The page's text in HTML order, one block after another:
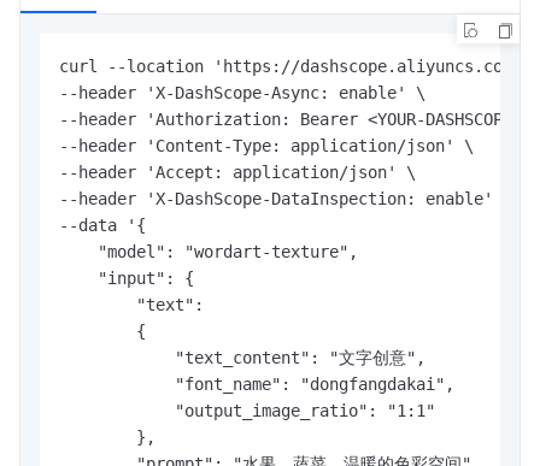
curl --location 'https://dashscope.aliyuncs.com/
--header 'X-DashScope-Async: enable' \
--header 'Authorization: Bearer <YOUR-DASHSCOPE-
--header 'Content-Type: application/json' \
--header 'Accept: application/json' \
--header 'X-DashScope-DataInspection: enable' \
--data '{
    "model": "wordart-texture",
    "input": {
        "text":
        {
            "text_content": "文字创意",
            "font_name": "dongfangdakai",
            "output_image_ratio": "1:1"
        },